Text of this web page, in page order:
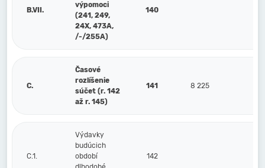
B.VII.
výpomoci
(241, 249,
24X, 473A,
/-/255A)
140
C.
Časové
rozlíšenie
súčet (r. 142
až r. 145)
141 8 225
C.1.
Výdavky
budúcich
období
142